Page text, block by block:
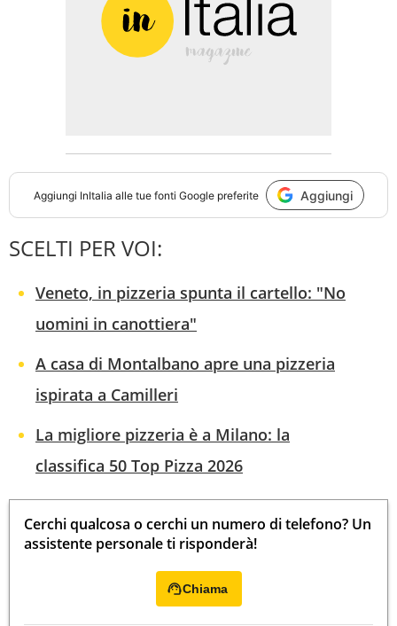
Aggiungi InItalia alle tue fonti Google preferite Aggiungi
SCELTI PER VOI:
Veneto, in pizzeria spunta il cartello: "No
uomini in canottiera"
A casa di Montalbano apre una pizzeria
ispirata a Camilleri
La migliore pizzeria è a Milano: la
classifica 50 Top Pizza 2026
Cerchi qualcosa o cerchi un numero di telefono? Un
assistente personale ti risponderà!
Chiama